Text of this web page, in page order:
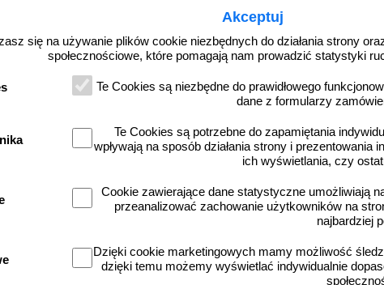
Akceptuj
się na używanie plików cookie niezbędnych do działania strony
społecznościowe, które pomagają nam prowadzić statystyki
Te Cookies są niezbędne do prawidłowego
dane z formularzy
Te Cookies są potrzebne do zapamiętania
wpływają na sposób działania strony i
ich wyświetlania, czy
Cookie zawierające dane statystyczne umożliwiają
przeanalizować zachowanie użytkowników na
najbardziej
Dzięki cookie marketingowych mamy możliwość
dzięki temu możemy wyświetlać indywidualnie
Instrukcja BHP dla sprzątaczek i osób
zatrudnionych przy sprzątaniu pomieszczeń -
od 10,76 zł
8,75 zł netto
Regulamin korzystania
przedszkoli
od
8,75 zł